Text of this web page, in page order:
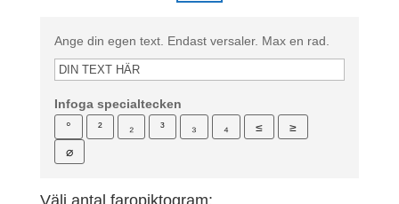
Ange din egen text. Endast versaler. Max en rad.
Infoga specialtecken
°
² ₂ ³ ₃ ₄ ≤
≥
⌀
Välj antal faropiktogram: